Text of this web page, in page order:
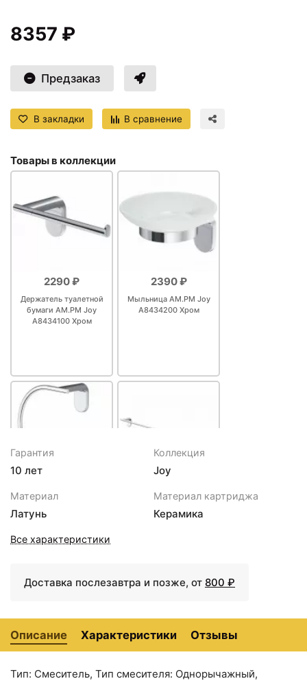
8357 ₽
Предзаказ
В закладки В сравнение
Товары в коллекции
2290 ₽
Держатель туалетной
бумаги AM.PM Joy
A8434100 Хром
2390 ₽
Мыльница AM.PM Joy
A8434200 Хром
2990 ₽
Кольцо для полотенец
AM.PM Joy A8434400
3990 ₽
Полотенцедержатель
AM.PM Joy 60
Гарантия
10 лет
Коллекция
Joy
Материал
Латунь
Материал картриджа
Керамика
Все характеристики
Доставка послезавтра и позже, от 800 ₽
Описание Характеристики Отзывы
Тип: Смеситель, Тип смесителя: Однорычажный,